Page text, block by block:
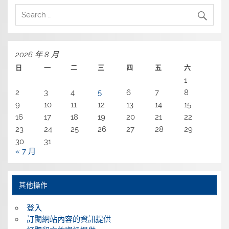
2026 年 8 月
日 一 二 三 四 五 六
1
2
3 4 5 6 7
8
9
10 11 12 13 14
15
16
17 18 19 20 21
22
23
24 25 26 27 28
29
30
31
« 7 月
其他操作
登入
訂閱網站內容的資訊提供